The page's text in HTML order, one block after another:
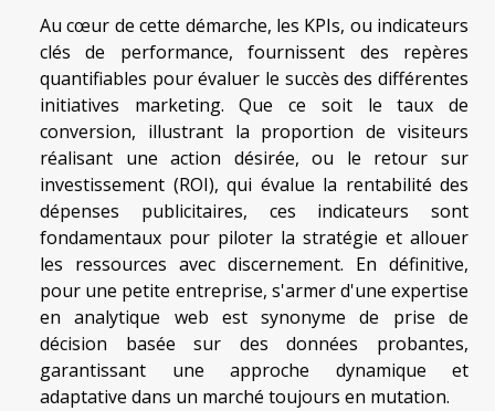
Au cœur de cette démarche, les KPIs, ou indicateurs
clés de performance, fournissent des repères
quantifiables pour évaluer le succès des différentes
initiatives marketing. Que ce soit le taux de
conversion, illustrant la proportion de visiteurs
réalisant une action désirée, ou le retour sur
investissement (ROI), qui évalue la rentabilité des
dépenses publicitaires, ces indicateurs sont
fondamentaux pour piloter la stratégie et allouer
les ressources avec discernement. En définitive,
pour une petite entreprise, s'armer d'une expertise
en analytique web est synonyme de prise de
décision basée sur des données probantes,
garantissant une approche dynamique et
adaptative dans un marché toujours en mutation.